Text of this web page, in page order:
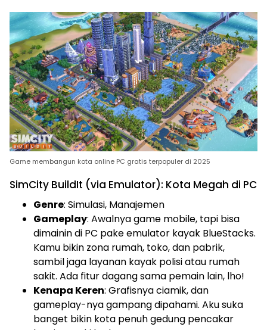
Game membangun kota online PC gratis terpopuler di 2025
SimCity BuildIt (via Emulator): Kota Megah di PC
Genre: Simulasi, Manajemen
Gameplay: Awalnya game mobile, tapi bisa
dimainin di PC pake emulator kayak BlueStacks.
Kamu bikin zona rumah, toko, dan pabrik,
sambil jaga layanan kayak polisi atau rumah
sakit. Ada fitur dagang sama pemain lain, lho!
Kenapa Keren: Grafisnya ciamik, dan
gameplay-nya gampang dipahami. Aku suka
banget bikin kota penuh gedung pencakar